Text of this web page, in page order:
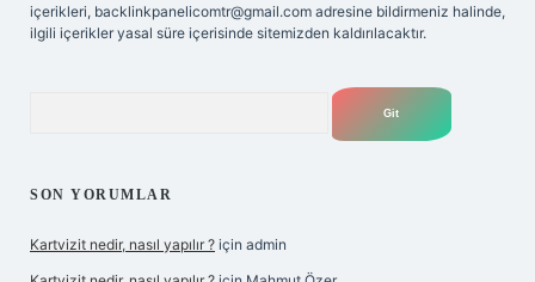
içerikleri, backlinkpanelicomtr@gmail.com adresine bildirmeniz halinde,
ilgili içerikler yasal süre içerisinde sitemizden kaldırılacaktır.
SON YORUMLAR
Kartvizit nedir, nasıl yapılır ? için admin